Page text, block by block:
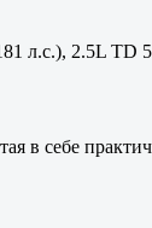
л.с.), 2.5L TD
в себе